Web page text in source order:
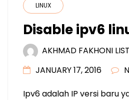
LINUX
Disable ipv6
AKHMAD FAKHONI
JANUARY 17, 2016
Ipv6 adalah IP versi baru